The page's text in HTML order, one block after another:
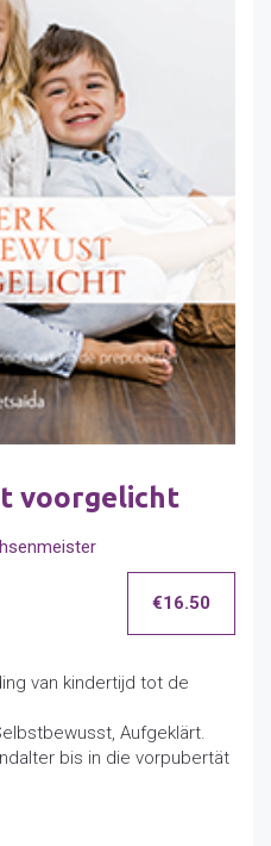
voorgelicht
€16.50
van kindertijd tot de
Aufgeklärt.
bis in die vorpubertät